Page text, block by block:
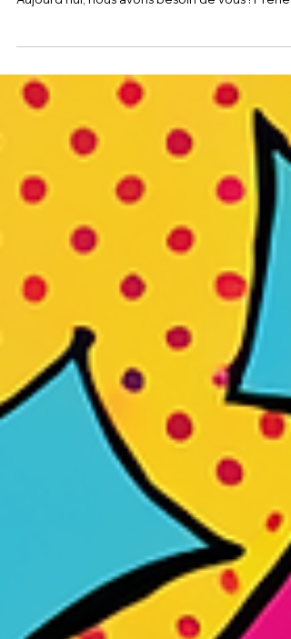
bibliothèque !
Vous connaissez déjà (ou non) la bibliothèque
Aujourd’hui, nous avons besoin de vous !
minutes pour répondre à notre enquête de
satisfaction. Vos réponses nous aideront à
améliorer nos services. Les réponses sont
anonymes. Date limite : 19 juin 2026